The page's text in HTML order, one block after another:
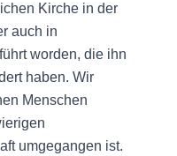
Kirche in der
auch in
worden, die ihn
haben. Wir
Menschen
umgegangen ist.